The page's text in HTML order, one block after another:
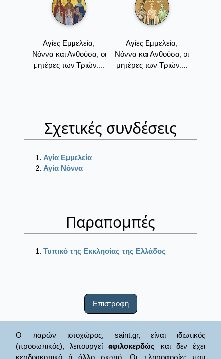
Αγίες Εμμελεία,
Νόννα και Ανθούσα, οι
μητέρες των Τριών....
Αγίες Εμμελεία,
Νόννα και Ανθούσα, οι
μητέρες των Τριών....
Σχετικές συνδέσεις
Αγία Εμμελεία
Αγία Νόννα
Παραπομπές
Τυπικό της Εκκλησίας της Ελλάδος
Επιστροφή
Ο παρών ιστοχώρος, saint.gr, είναι ιδιωτικός
(προσωπικός), λειτουργείαφιλοκερδώς και δεν έχει
κερδοσκοπικό ή άλλο σκοπό. Οι πληροφορίες που